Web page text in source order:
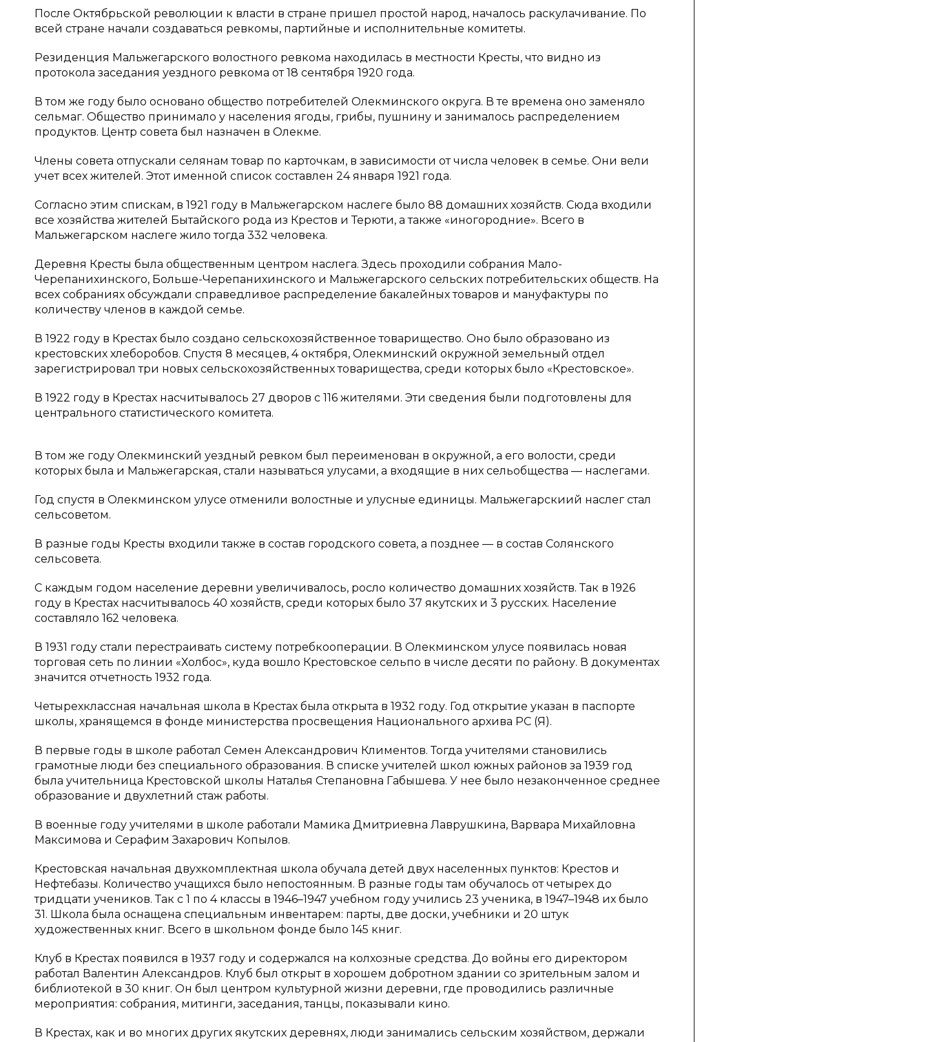
После Октябрьской революции к власти в стране пришел простой народ, началось раскулачивание. По
всей стране начали создаваться ревкомы, партийные и исполнительные комитеты.
Резиденция Мальжегарского волостного ревкома находилась в местности Кресты, что видно из
протокола заседания уездного ревкома от 18 сентября 1920 года.
В том же году было основано общество потребителей Олекминского округа. В те времена оно заменяло
сельмаг. Общество принимало у населения ягоды, грибы, пушнину и занималось распределением
продуктов. Центр совета был назначен в Олекме.
Члены совета отпускали селянам товар по карточкам, в зависимости от числа человек в семье. Они вели
учет всех жителей. Этот именной список составлен 24 января 1921 года.
Согласно этим спискам, в 1921 году в Мальжегарском наслеге было 88 домашних хозяйств. Сюда входили
все хозяйства жителей Бытайского рода из Крестов и Терюти, а также «иногородние». Всего в
Мальжегарском наслеге жило тогда 332 человека.
Деревня Кресты была общественным центром наслега. Здесь проходили собрания Мало-
Черепанихинского, Больше-Черепанихинского и Мальжегарского сельских потребительских обществ. На
всех собраниях обсуждали справедливое распределение бакалейных товаров и мануфактуры по
количеству членов в каждой семье.
В 1922 году в Крестах было создано сельскохозяйственное товарищество. Оно было образовано из
крестовских хлеборобов. Спустя 8 месяцев, 4 октября, Олекминский окружной земельный отдел
зарегистрировал три новых сельскохозяйственных товарищества, среди которых было «Крестовское».
В 1922 году в Крестах насчитывалось 27 дворов с 116 жителями. Эти сведения были подготовлены для
центрального статистического комитета.
В том же году Олекминский уездный ревком был переименован в окружной, а его волости, среди
которых была и Мальжегарская, стали называться улусами, а входящие в них сельобщества — наслегами.
Год спустя в Олекминском улусе отменили волостные и улусные единицы. Мальжегарскиий наслег стал
сельсоветом.
В разные годы Кресты входили также в состав городского совета, а позднее — в состав Солянского
сельсовета.
С каждым годом население деревни увеличивалось, росло количество домашних хозяйств. Так в 1926
году в Крестах насчитывалось 40 хозяйств, среди которых было 37 якутских и 3 русских. Население
составляло 162 человека.
В 1931 году стали перестраивать систему потребкооперации. В Олекминском улусе появилась новая
торговая сеть по линии «Холбос», куда вошло Крестовское сельпо в числе десяти по району. В документах
значится отчетность 1932 года.
Четырехклассная начальная школа в Крестах была открыта в 1932 году. Год открытие указан в паспорте
школы, хранящемся в фонде министерства просвещения Национального архива РС (Я).
В первые годы в школе работал Семен Александрович Климентов. Тогда учителями становились
грамотные люди без специального образования. В списке учителей школ южных районов за 1939 год
была учительница Крестовской школы Наталья Степановна Габышева. У нее было незаконченное среднее
образование и двухлетний стаж работы.
В военные году учителями в школе работали Мамика Дмитриевна Лаврушкина, Варвара Михайловна
Максимова и Серафим Захарович Копылов.
Крестовская начальная двухкомплектная школа обучала детей двух населенных пунктов: Крестов и
Нефтебазы. Количество учащихся было непостоянным. В разные годы там обучалось от четырех до
тридцати учеников. Так с 1 по 4 классы в 1946–1947 учебном году учились 23 ученика, в 1947–1948 их было
31. Школа была оснащена специальным инвентарем: парты, две доски, учебники и 20 штук
художественных книг. Всего в школьном фонде было 145 книг.
Клуб в Крестах появился в 1937 году и содержался на колхозные средства. До войны его директором
работал Валентин Александров. Клуб был открыт в хорошем добротном здании со зрительным залом и
библиотекой в 30 книг. Он был центром культурной жизни деревни, где проводились различные
мероприятия: собрания, митинги, заседания, танцы, показывали кино.
В Крестах, как и во многих других якутских деревнях, люди занимались сельским хозяйством, держали